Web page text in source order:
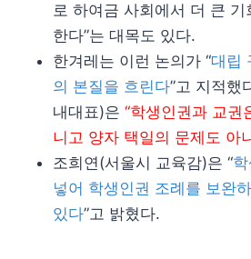
로 하여금 사회에서 더 큰 기
한다”는 대목도 있다.
한겨레는 이런 논의가 “대립
의 본질을 흐린다”고 지적했
내대표)은 “학생인권과 교권
니고 양자 택일의 문제도 아
조희연(서울시 교육감)은 “
넣어 학생인권 조례를 보완
있다”고 밝혔다.